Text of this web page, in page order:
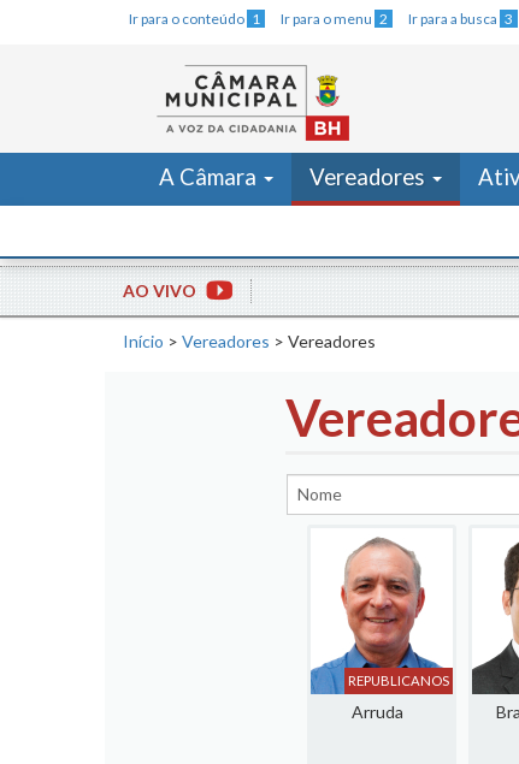
Ir para o conteúdo 1 Ir para o menu 2 Ir para a busca 3
A Câmara Vereadores
AO VIVO
Início > Vereadores > Vereadores
Nome
REPUBLICANOS
Arruda